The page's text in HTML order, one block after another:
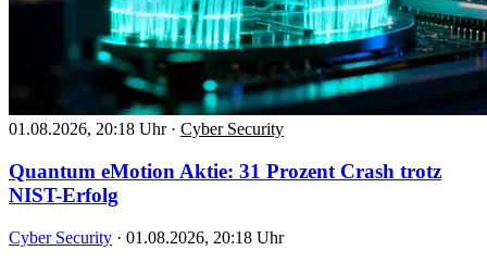
01.08.2026, 20:18 Uhr · Cyber Security
Quantum eMotion Aktie: 31 Prozent Crash trotz
NIST-Erfolg
Cyber Security · 01.08.2026, 20:18 Uhr